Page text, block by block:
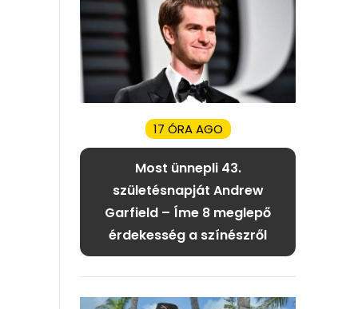
17 ÓRA AGO
Most ünnepli 43.
születésnapját Andrew
Garfield – Íme 8 meglepő
érdekesség a színészről